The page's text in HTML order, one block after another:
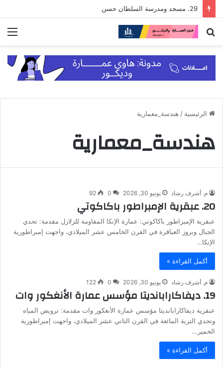
29. مسجد ومدرسة السلطان حسن
بحث
الرئيسية / هندسة_معمارية
هندسة_معمارية
م. أشرف رشاد يونيو 30, 2026 0
92
20. عبقرية الإمبراطور باكاكوتي
عبقرية الإمبراطور باكاكوتي: عمارة الإنكا المقاومة للزلازل مقدمة: تحدي
الجبال وبروز العباقرة في القرن الخامس عشر الميلادي، واجهت إمبراطورية
الإنكا…
أكمل القراءة »
م. أشرف رشاد يونيو 30, 2026 0
122
19. ديفاكارابانديتا مؤسس عمارة الأنغكور وات
عبقرية ديفاكارابانديتا مؤسس عمارة الأنغكور وات مقدمة: ترويض المياه
وتحدي التربة المائعة في القرن الثاني عشر الميلادي، واجهت إمبراطورية
الخمير…
أكمل القراءة »